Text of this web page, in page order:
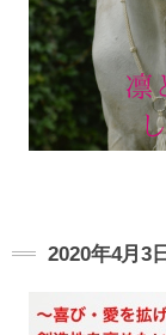
2020年4月3